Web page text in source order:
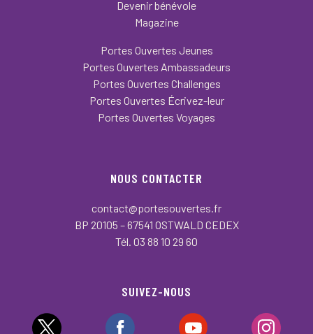
Devenir bénévole
Magazine
Portes Ouvertes Jeunes
Portes Ouvertes Ambassadeurs
Portes Ouvertes Challenges
Portes Ouvertes Écrivez-leur
Portes Ouvertes Voyages
NOUS CONTACTER
contact@portesouvertes.fr
BP 20105 – 67541 OSTWALD CEDEX
Tél. 03 88 10 29 60
SUIVEZ-NOUS